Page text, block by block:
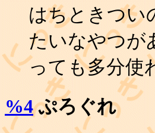
はちときつい
たいなやつ
っても多分使
%4ぷろぐれ